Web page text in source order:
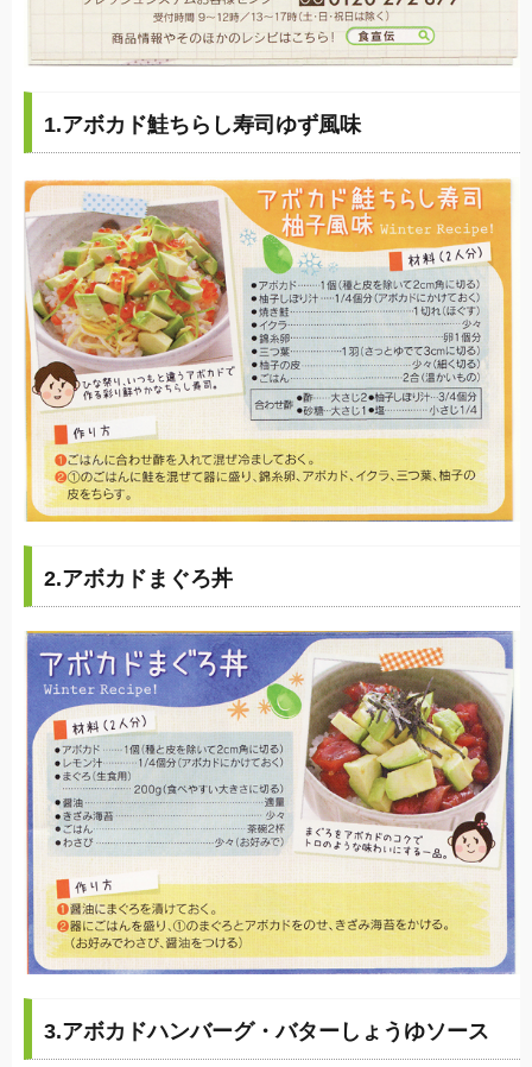
1.アボカド鮭ちらし寿司ゆず風味
2.アボカドまぐろ丼
3.アボカドハンバーグ・バターしょうゆソース